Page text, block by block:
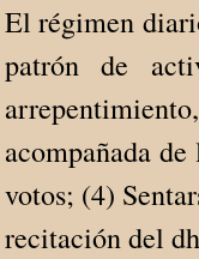
El régimen
patrón de
acompañada
votos; (4)
recitación del